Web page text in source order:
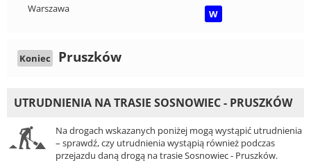
Warszawa
W
Koniec Pruszków
UTRUDNIENIA NA TRASIE SOSNOWIEC - PRUSZKÓW
Na drogach wskazanych poniżej mogą wystąpić utrudnienia
– sprawdź, czy utrudnienia wystąpią również podczas
przejazdu daną drogą na trasie Sosnowiec - Pruszków.